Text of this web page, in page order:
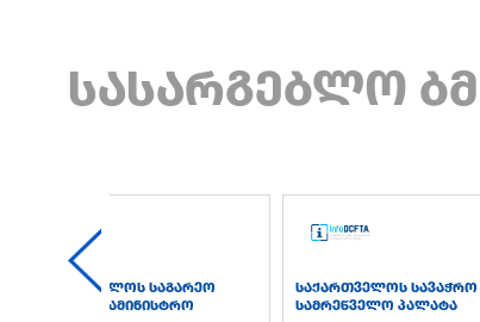
სასარგებლო
საქართველოს საგარეო
საქმეთა სამინისტრო
საქართველოს სავაჭრო
სამრეწველო პალატა